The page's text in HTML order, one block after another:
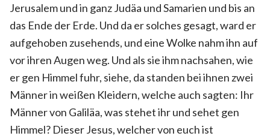
Jerusalem und in ganz Judäa und Samarien und bis an
das Ende der Erde. Und da er solches gesagt, ward er
aufgehoben zusehends, und eine Wolke nahm ihn auf
vor ihren Augen weg. Und als sie ihm nachsahen, wie
er gen Himmel fuhr, siehe, da standen bei ihnen zwei
Männer in weißen Kleidern, welche auch sagten: Ihr
Männer von Galiläa, was stehet ihr und sehet gen
Himmel? Dieser Jesus, welcher von euch ist